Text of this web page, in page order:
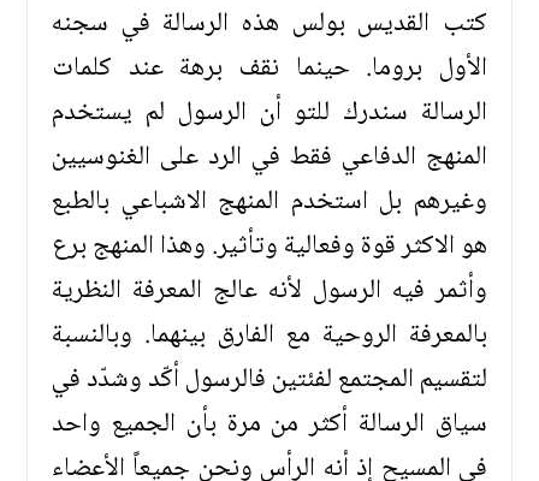
كتب القديس بولس هذه الرسالة في سجنه
الأول بروما. حينما نقف برهة عند كلمات
الرسالة سندرك للتو أن الرسول لم يستخدم
المنهج الدفاعي فقط في الرد على الغنوسيين
وغيرهم بل استخدم المنهج الاشباعي بالطبع
هو الاكثر قوة وفعالية وتأثير. وهذا المنهج برع
وأثمر فيه الرسول لأنه عالج المعرفة النظرية
بالمعرفة الروحية مع الفارق بينهما. وبالنسبة
لتقسيم المجتمع لفئتين فالرسول أكّد وشدّد في
سياق الرسالة أكثر من مرة بأن الجميع واحد
في المسيح إذ أنه الرأس ونحن جميعاً الأعضاء